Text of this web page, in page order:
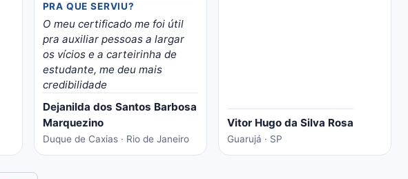
PRA QUE SERVIU?
O meu certificado me foi útil
pra auxiliar pessoas a largar
os vícios e a carteirinha de
estudante, me deu mais
credibilidade
Dejanilda dos Santos Barbosa
Marquezino
Duque de Caxias · Rio de Janeiro
Vitor Hugo da Silva Rosa
Guarujá · SP